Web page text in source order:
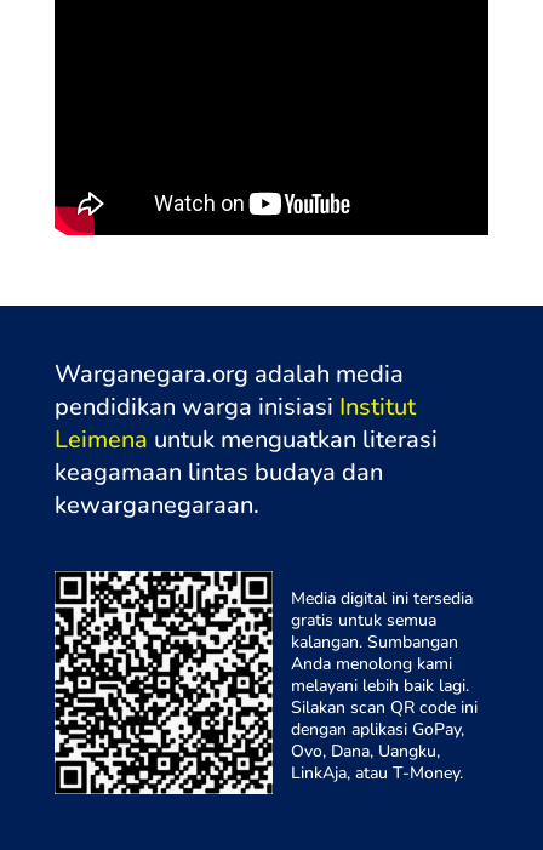
Warganegara.org adalah media
pendidikan warga inisiasi Institut
Leimena untuk menguatkan literasi
keagamaan lintas budaya dan
kewarganegaraan.
Media digital ini tersedia
gratis untuk semua
kalangan. Sumbangan
Anda menolong kami
melayani lebih baik lagi.
Silakan scan QR code ini
dengan aplikasi GoPay,
Ovo, Dana, Uangku,
LinkAja, atau T-Money.